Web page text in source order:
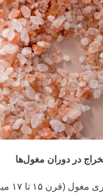
در دوران مغول‌ها
۱۵ تا ۱۷ میلادی):